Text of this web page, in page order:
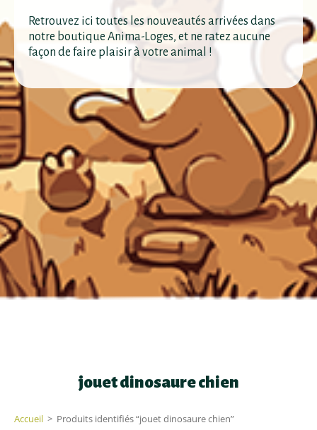
Retrouvez ici toutes les nouveautés arrivées dans
notre boutique Anima-Loges, et ne ratez aucune
façon de faire plaisir à votre animal !
jouet dinosaure chien
Accueil > Produits identifiés “jouet dinosaure chien”